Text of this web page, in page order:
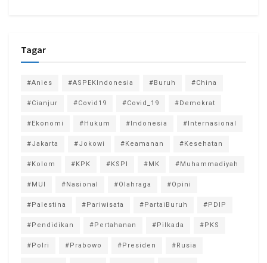
Tagar
#Anies #ASPEKIndonesia #Buruh #China
#Cianjur #Covid19 #Covid_19 #Demokrat
#Ekonomi #Hukum #Indonesia #Internasional
#Jakarta #Jokowi #Keamanan #Kesehatan
#Kolom #KPK #KSPI #MK #Muhammadiyah
#MUI #Nasional #Olahraga #Opini
#Palestina #Pariwisata #PartaiBuruh #PDIP
#Pendidikan #Pertahanan #Pilkada #PKS
#Polri #Prabowo #Presiden #Rusia